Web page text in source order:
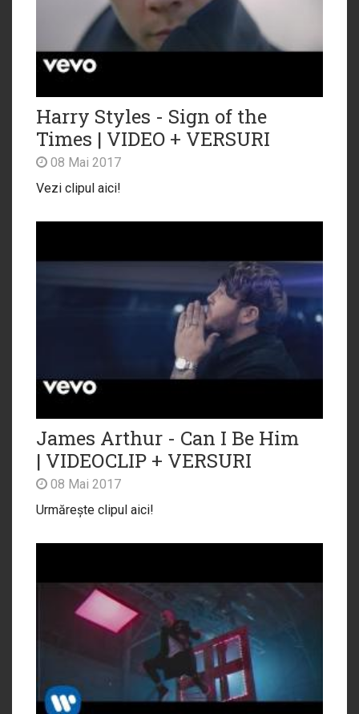
Harry Styles - Sign of the
Times | VIDEO + VERSURI
08 Mai 2017
Vezi clipul aici!
James Arthur - Can I Be Him
| VIDEOCLIP + VERSURI
08 Mai 2017
Urmărește clipul aici!